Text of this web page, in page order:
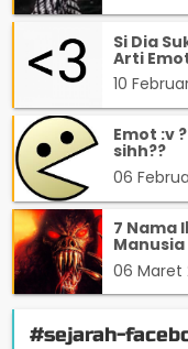
Si Dia
Arti
10
Emot :v
sihh??
06
7 Nama
Manusia
06 Maret
#sejarah-